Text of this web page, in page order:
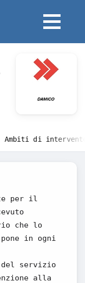
Ambiti di
per il
che lo
in ogni
del servizio
alla